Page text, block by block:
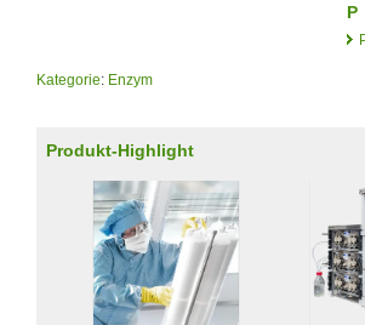
P
Kategorie: Enzym
Produkt-Highlight